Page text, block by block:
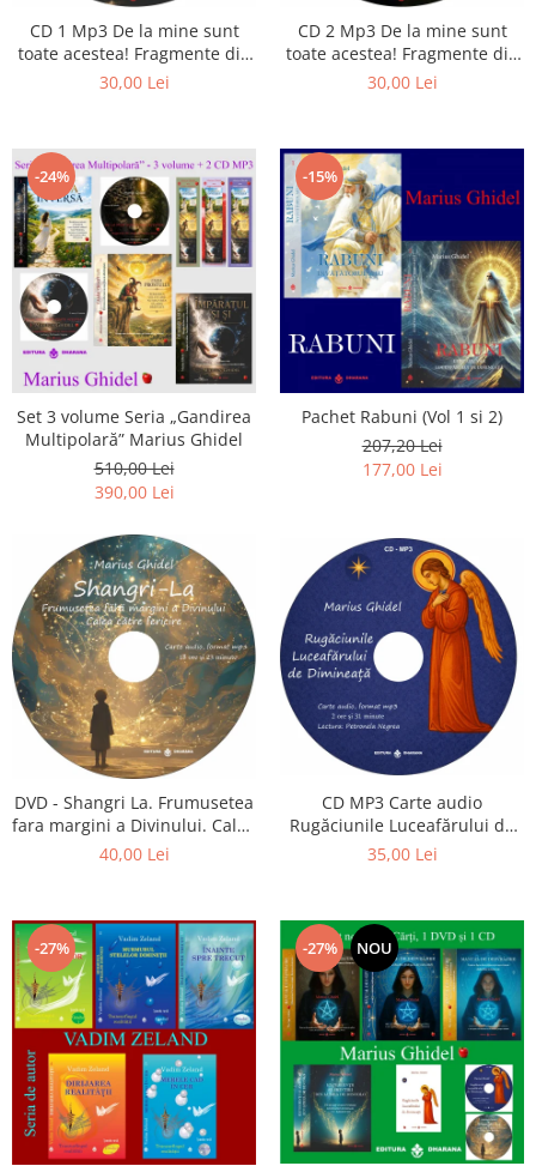
Literatura
Psihologie
Stiinta
CD 1 Mp3 De la mine sunt
toate acestea! Fragmente din
cărțile lui Marius Ghidel
30,00 Lei
CD 2 Mp3 De la mine sunt
toate acestea! Fragmente din
cărțile lui Marius Ghidel
30,00 Lei
-24%
Set 3 volume Seria „Gandirea
Multipolară” Marius Ghidel
510,00 Lei
390,00 Lei
-15%
Pachet Rabuni (Vol 1 si 2)
207,20 Lei
177,00 Lei
DVD - Shangri La. Frumusetea
fara margini a Divinului. Calea
catre fericire
40,00 Lei
CD MP3 Carte audio
Rugăciunile Luceafărului de
dimineață
35,00 Lei
-27% -27% NOU